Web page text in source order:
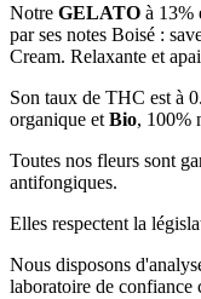
Notre GELATO à 13%
par ses notes Boisé :
Cream. Relaxante et
Son taux de THC est à
organique et Bio, 100%
Toutes nos fleurs sont
antifongiques.
Elles respectent la
Nous disposons
laboratoire de confiance